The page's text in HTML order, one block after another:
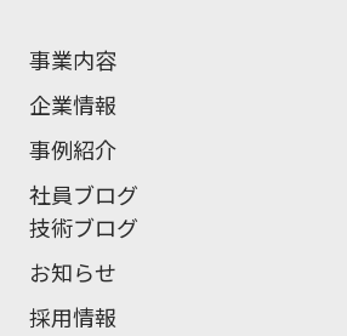
事業内容
企業情報
事例紹介
社員ブログ
技術ブログ
お知らせ
採用情報